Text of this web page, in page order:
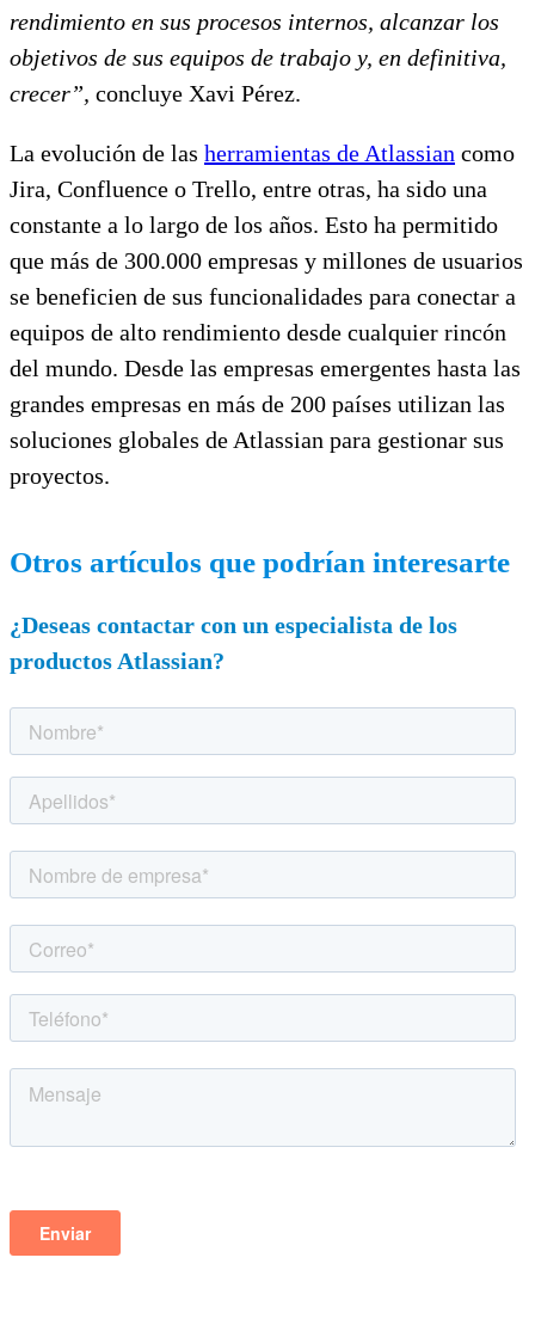
rendimiento en sus procesos internos, alcanzar los
objetivos de sus equipos de trabajo y, en definitiva,
crecer”, concluye Xavi Pérez.
La evolución de las herramientas de Atlassian como
Jira, Confluence o Trello, entre otras, ha sido una
constante a lo largo de los años. Esto ha permitido
que más de 300.000 empresas y millones de usuarios
se beneficien de sus funcionalidades para conectar a
equipos de alto rendimiento desde cualquier rincón
del mundo. Desde las empresas emergentes hasta las
grandes empresas en más de 200 países utilizan las
soluciones globales de Atlassian para gestionar sus
proyectos.
Otros artículos que podrían interesarte
¿Deseas contactar con un especialista de los
productos Atlassian?